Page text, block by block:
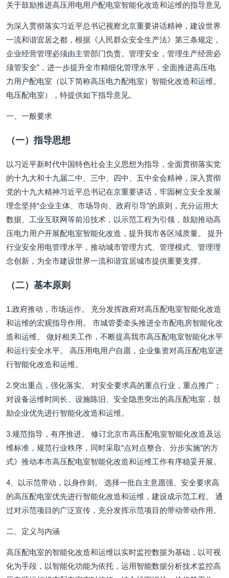
关于鼓励推进高压用电用户配电室智能化改造和运维的指导意见
为深入贯彻落实习近平总书记视察北京重要讲话精神，建设世界
一流和谐宜居之都，根据《人民群众安全生产法》第三条规定，
企业经营管理必须由主管部门负责。管理安全，管理生产经营必
须管安全”，进一步提升全市精细化管理水平，全面推进高压电
力用户配电室（以下简称高压电力配电室）智能化改造和运维。
电压配电室），特提供如下指导意见。
一、一般要求
（一）指导思想
以习近平新时代中国特色社会主义思想为指导，全面贯彻落实党
的十九大和十九届二中、三中、四中、五中全会精神，深入贯彻
党的十九大精神习近平总书记在京重要讲话，牢固树立安全发展
理念坚持“企业主体、市场导向、政府引导”的原则，充分运用大
数据、工业互联网等前沿技术，以示范工程为引领，鼓励推动高
压电力用户开展配电室智能化改造，提升我市各区域质量。 提升
行业安全用电管理水平，推动城市管理方式、管理模式、管理理
念创新，为全市建设世界一流和谐宜居城市提供重要支撑。
（二）基本原则
1.政府推动，市场运作。 充分发挥政府对高压配电室智能化改造
和运维的宏观指导作用。 市城管委牵头推进全市配电房智能化改
造和运维。 做好相关工作，不断提高我市高压配电室智能化水平
和运行安全水平。 高压用电用户自愿，企业集资对高压配电室进
行智能化改造和运维。
2.突出重点，强化落实。 对安全要求高的重点行业，重点推广；
对设备运维时间长、设施陈旧、安全隐患突出的高压配电室，鼓
励企业优先进行智能化改造和运维。
3.规范指导，有序推进。 修订北京市高压配电室智能化改造及运
维标准，规范行业秩序，同时采取“点对点整合、分步实施”的方
式》推动本市高压配电室智能化改造和运维工作有序稳妥开展。
4、以示范带动，以身作则。 选择一批自主意愿强、安全要求高
的高压配电室优先进行智能化改造和运维，建设成示范工程。 通
过对示范项目的广泛宣传，充分发挥示范项目的带动带动作用。
二、定义与内涵
高压配电室的智能化改造和运维以实时监控数据为基础，以可视
化为手段，以智能化功能为依托，运用智能数据分析技术监控高